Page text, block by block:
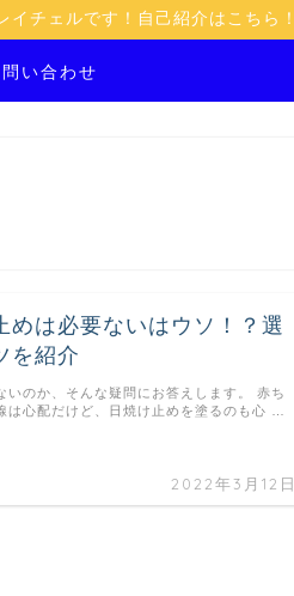
イチェルです！自己紹介はこちら！
い合わせ
めは必要ないはウソ！？選
を紹介
2022年3月12日
いのか、そんな疑問にお答えします。 赤ち
は心配だけど、日焼け止めを塗るのも心 …